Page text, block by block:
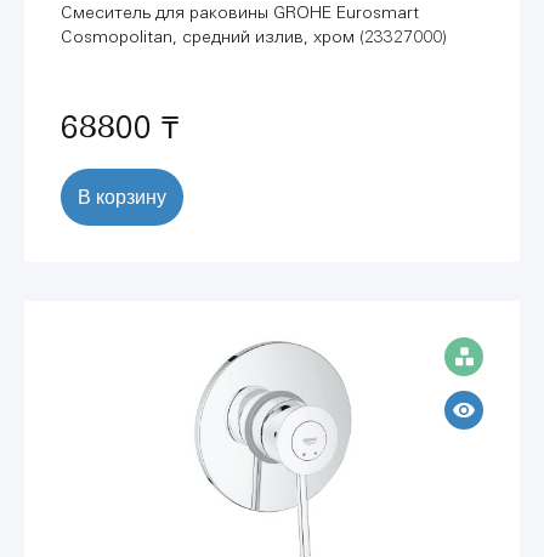
Смеситель для раковины GROHE Eurosmart
Cosmopolitan, средний излив, хром (23327000)
68800 ₸
В корзину